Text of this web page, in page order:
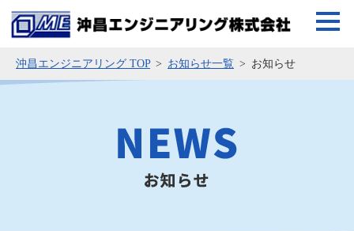
沖昌エンジニアリング TOP お知らせ一覧 お知らせ